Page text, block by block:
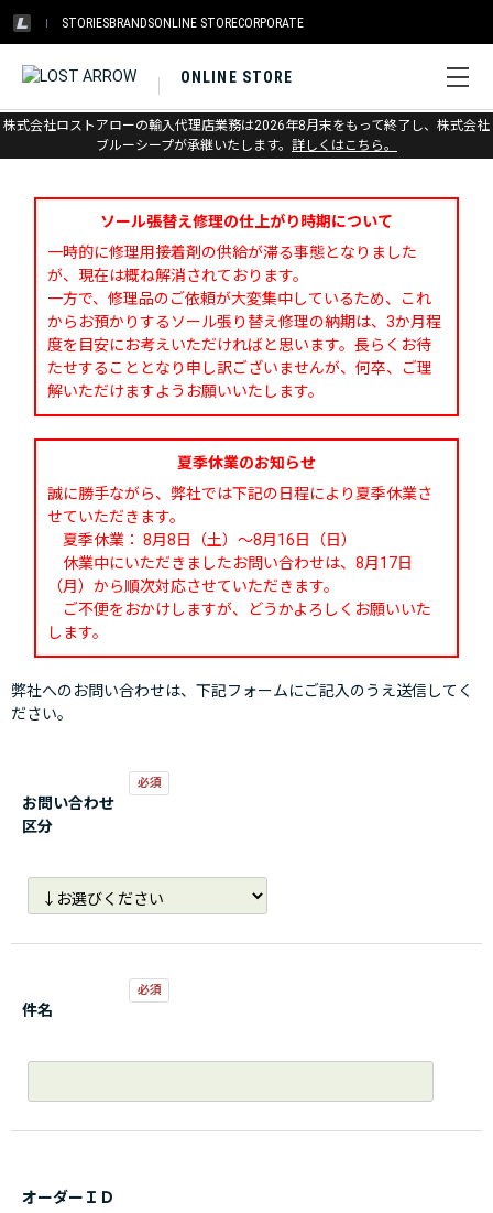
STORIESBRANDSONLINE STORECORPORATE
ONLINE STORE
株式会社ロストアローの輸入代理店業務は2026年8月末をもって終了し、株式会社
ブルーシープが承継いたします。 詳しくはこちら。
お問い合わせ
ソール張替え修理の仕上がり時期について
一時的に修理用接着剤の供給が滞る事態となりました
が、現在は概ね解消されております。
一方で、修理品のご依頼が大変集中しているため、これ
からお預かりするソール張り替え修理の納期は、3か月程
度を目安にお考えいただければと思います。長らくお待
たせすることとなり申し訳ございませんが、何卒、ご理
解いただけますようお願いいたします。
夏季休業のお知らせ
誠に勝手ながら、弊社では下記の日程により夏季休業さ
せていただきます。
夏季休業： 8月8日（土）～8月16日（日）
休業中にいただきましたお問い合わせは、8月17日
（月）から順次対応させていただきます。
ご不便をおかけしますが、どうかよろしくお願いいた
します。
弊社へのお問い合わせは、下記フォームにご記入のうえ送信してく
ださい。
お問い合わせ
区分
件名
オーダーＩＤ